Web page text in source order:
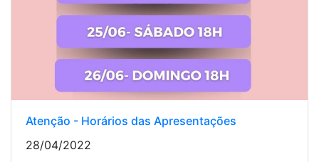
Atenção - Horários das Apresentações
28/04/2022